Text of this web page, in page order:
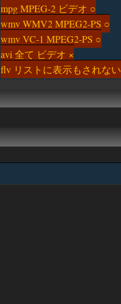
mpg MPEG-2 ビデオ ○
wmv WMV2 MPEG2-PS ○
wmv VC-1 MPEG2-PS ○
avi 全て ビデオ ×
flv リストに表示もされない